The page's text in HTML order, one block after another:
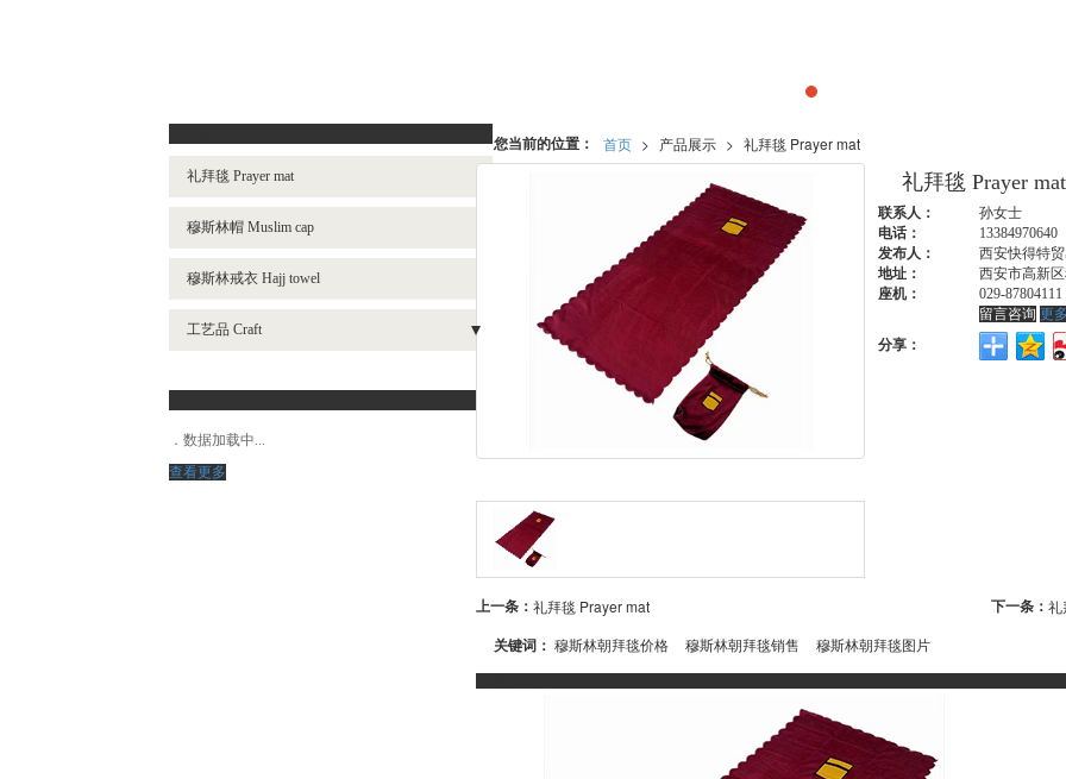
您当前的位置： 首页 > 产品展示 > 礼拜毯 Prayer mat
礼拜毯 Prayer mat
联系人：
孙女士
电话：
13384970640
发布人：
西安快得特
地址：
西安市高新
座机：
029-87804111
留言咨询 更
分享：
上一条： 礼拜毯 Prayer mat 下一条： 礼
关键词： 穆斯林朝拜毯价格 穆斯林朝拜毯销售 穆斯林朝拜毯图片
礼拜毯 Prayer mat
穆斯林帽 Muslim cap
穆斯林戒衣 Hajj towel
工艺品 Craft
- 兵马俑 Terrocotta Warrior
数据加载中...
查看更多